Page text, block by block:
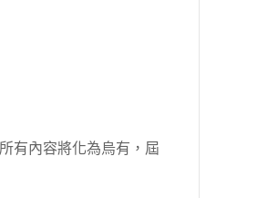
有內容將化為烏有，屆